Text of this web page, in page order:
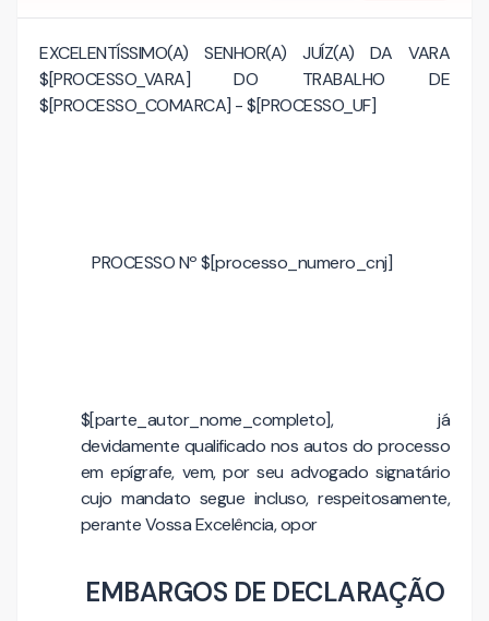
EXCELENTÍSSIMO(A) SENHOR(A) JUÍZ(A) DA VARA
$[PROCESSO_VARA] DO TRABALHO DE
$[PROCESSO_COMARCA] - $[PROCESSO_UF]
PROCESSO Nº $[processo_numero_cnj]
$[parte_autor_nome_completo], já
devidamente qualificado nos autos do processo
em epígrafe, vem, por seu advogado signatário
cujo mandato segue incluso, respeitosamente,
perante Vossa Excelência, opor
EMBARGOS DE DECLARAÇÃO